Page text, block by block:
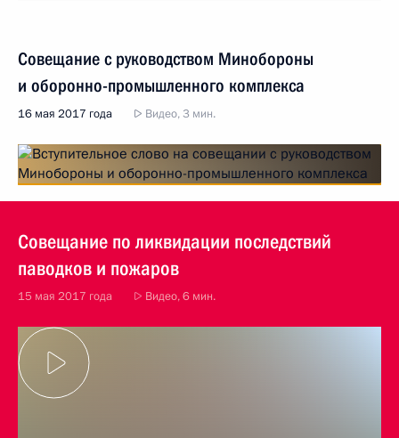
Совещание с руководством Минобороны
и оборонно-промышленного комплекса
16 мая 2017 года Видео, 3 мин.
Совещание по ликвидации последствий
паводков и пожаров
15 мая 2017 года Видео, 6 мин.